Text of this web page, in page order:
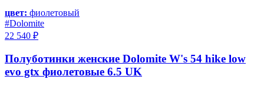
цвет: фиолетовый
#Dolomite
22 540 ₽
Полуботинки женские Dolomite W's 54 hike low
evo gtx фиолетовые 6.5 UK